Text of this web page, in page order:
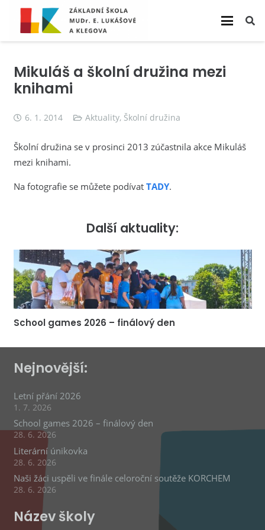
Mikuláš a školní družina mezi
knihami
6. 1. 2014 Aktuality, Školní družina
Školní družina se v prosinci 2013 zúčastnila akce Mikuláš
mezi knihami.
Na fotografie se můžete podívat TADY.
Další aktuality:
School games 2026 – finálový den
Nejnovější:
Letní přání 2026
1. 7. 2026
School games 2026 – finálový den
28. 6. 2026
Literární únikovka
28. 6. 2026
Naši žáci uspěli ve finále celoroční soutěže KORCHEM
28. 6. 2026
Název školy